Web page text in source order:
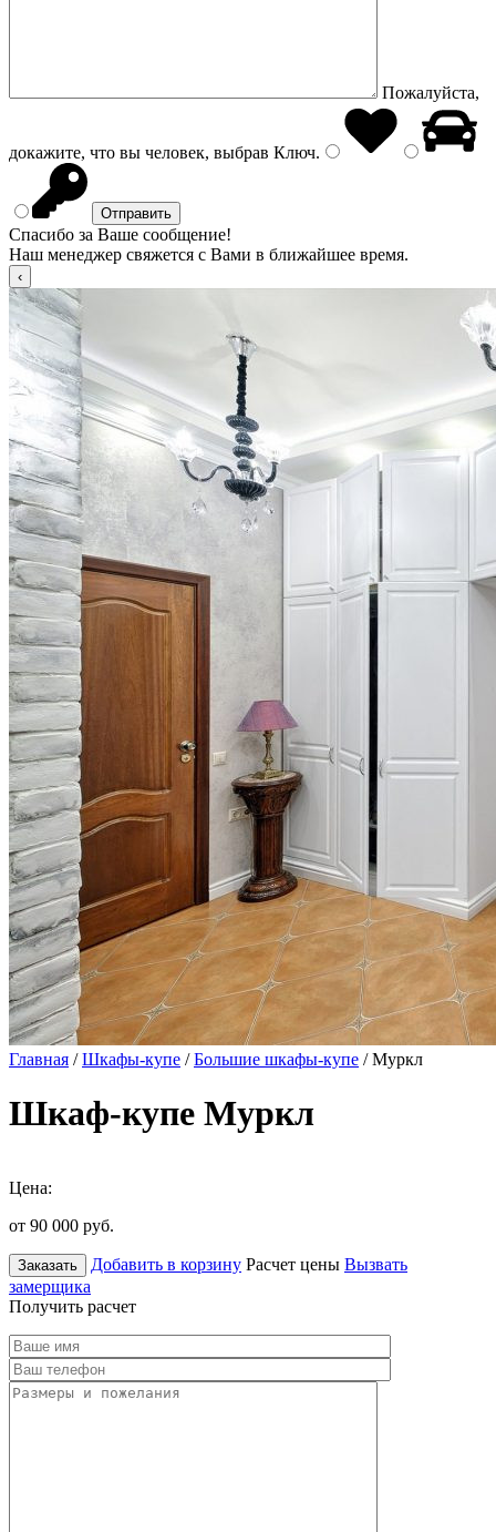
Пожалуйста,
докажите, что вы человек, выбрав Ключ.
Спасибо за Ваше сообщение!
Наш менеджер свяжется с Вами в ближайшее время.
Главная /Шкафы-купе /Большие шкафы-купе / Муркл
Шкаф-купе Муркл
Цена:
от 90 000 руб.
Заказать Добавить в корзину Расчет цены Вызвать
замерщика
Получить расчет